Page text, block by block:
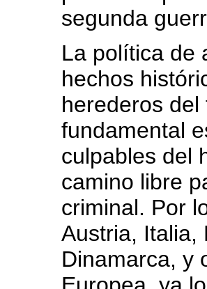
segunda
La política de
hechos
herederos
fundamental
culpables del
camino libre
criminal. Por
Austria, Italia,
Dinamarca, y